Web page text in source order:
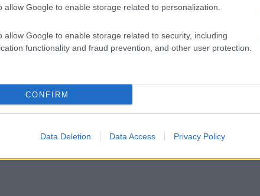
allow Google to enable storage related to personalization.
allow Google to enable storage related to security, including
functionality and fraud prevention, and other user protection.
CONFIRM
Data Deletion Data Access Privacy Policy